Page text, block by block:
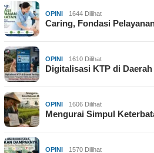
OPINI 1644 Dilihat
Caring, Fondasi
OPINI 1610 Dilihat
Digitalisasi KTP di
OPINI 1606 Dilihat
Mengurai Simpul
OPINI 1570 Dilihat